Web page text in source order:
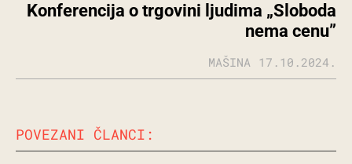
Konferencija o trgovini ljudima „Sloboda
nema cenu”
MAŠINA 17.10.2024.
POVEZANI ČLANCI: